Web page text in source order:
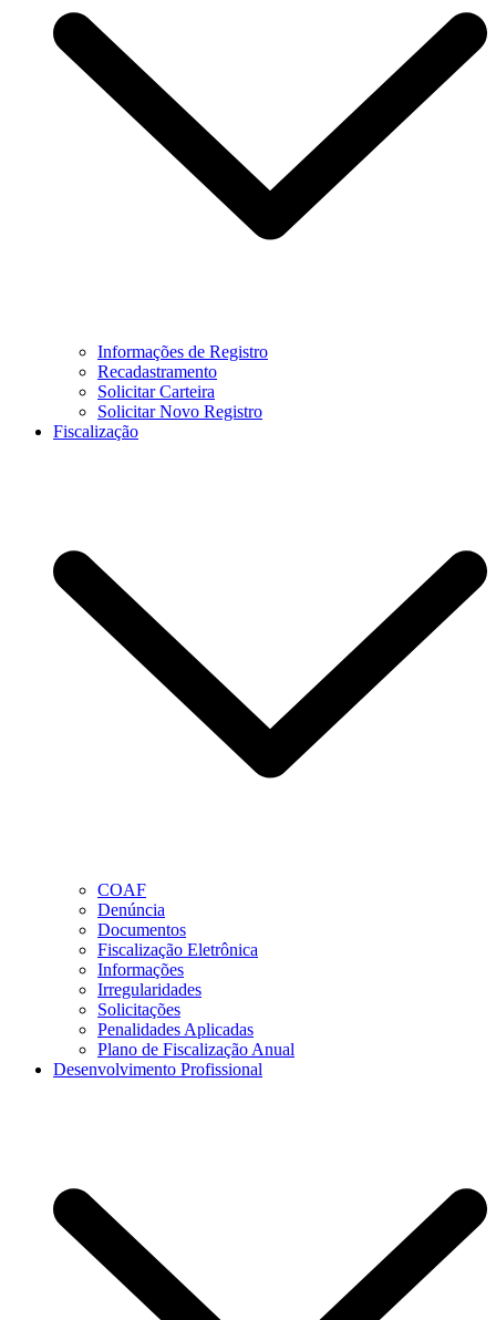
Informações de Registro
Recadastramento
Solicitar Carteira
Solicitar Novo Registro
Fiscalização
COAF
Denúncia
Documentos
Fiscalização Eletrônica
Informações
Irregularidades
Solicitações
Penalidades Aplicadas
Plano de Fiscalização Anual
Desenvolvimento Profissional